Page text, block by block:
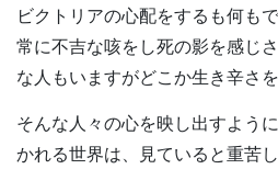
ビクトリアの心配をするも何も
常に不吉な咳をし死の影を感じ
な人もいますがどこか生き辛さ
そんな人々の心を映し出すよう
かれる世界は、見ていると重苦